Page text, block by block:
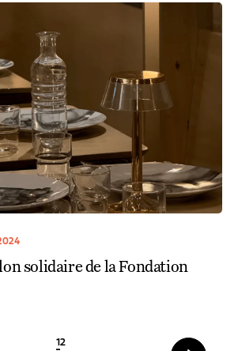
solidaire de la Fondation
12